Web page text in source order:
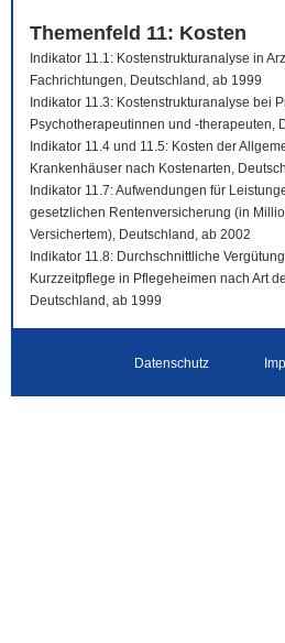
Themenfeld 11: Kosten
Indikator 11.1: Kostenstrukturanalyse in
Fachrichtungen, Deutschland, ab 1999
Indikator 11.3: Kostenstrukturanalyse bei
Psychotherapeutinnen und -therapeuten,
Indikator 11.4 und 11.5: Kosten der
Krankenhäuser nach Kostenarten,
Indikator 11.7: Aufwendungen für
gesetzlichen Rentenversicherung (in
Versichertem), Deutschland, ab 2002
Indikator 11.8: Durchschnittliche
Kurzzeitpflege in Pflegeheimen nach Art
Deutschland, ab 1999
Datenschutz